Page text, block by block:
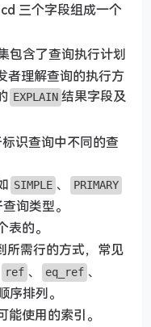
三个字段组成一个
包含了查询执行计划
者理解查询的执行方
EXPLAIN 结果字段及
识查询中不同的查
SIMPLE 、 PRIMARY
询类型。
的。
所需行的方式，常见
ref 、 eq_ref 、
序排列。
能使用的索引。